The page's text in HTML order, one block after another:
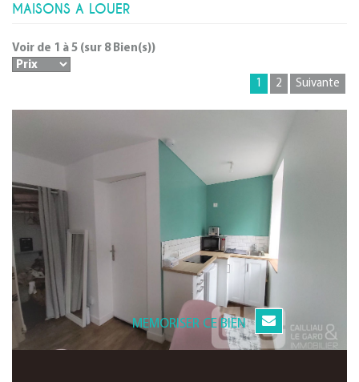
MAISONS A LOUER
Voir de 1 à 5 (sur 8Bien(s))
1 2 Suivante
MEMORISER CE BIEN